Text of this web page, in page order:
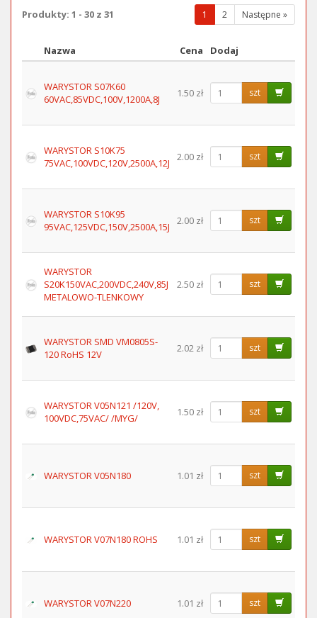
1
(wybrana
strona)
2 Następne »
Produkty: 1 - 30 z 31
Obraz
Nazwa Cena Dodaj
WARYSTOR S07K60
60VAC,85VDC,100V,1200A,8J
1.50 zł szt
WARYSTOR S10K75
75VAC,100VDC,120V,2500A,12J
2.00 zł szt
WARYSTOR S10K95
95VAC,125VDC,150V,2500A,15J
2.00 zł szt
WARYSTOR
S20K150VAC,200VDC,240V,85J
METALOWO-TLENKOWY
2.50 zł szt
WARYSTOR SMD VM0805S-
120 RoHS 12V
2.02 zł szt
WARYSTOR V05N121 /120V,
100VDC,75VAC/ /MYG/
1.50 zł szt
WARYSTOR V05N180 1.01 zł szt
WARYSTOR V07N180 ROHS 1.01 zł szt
WARYSTOR V07N220 1.01 zł szt